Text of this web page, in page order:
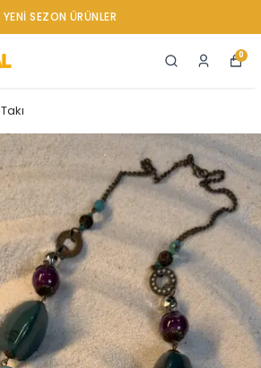
YENI SEZON ÜRÜNLER
0
Takı